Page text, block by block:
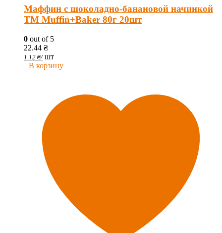
Маффин с шоколадно-банановой начинкой
ТМ Muffin+Baker 80г 20шт
0 out of 5
22.44 ₴
1.12 ₴/ шт
В корзину